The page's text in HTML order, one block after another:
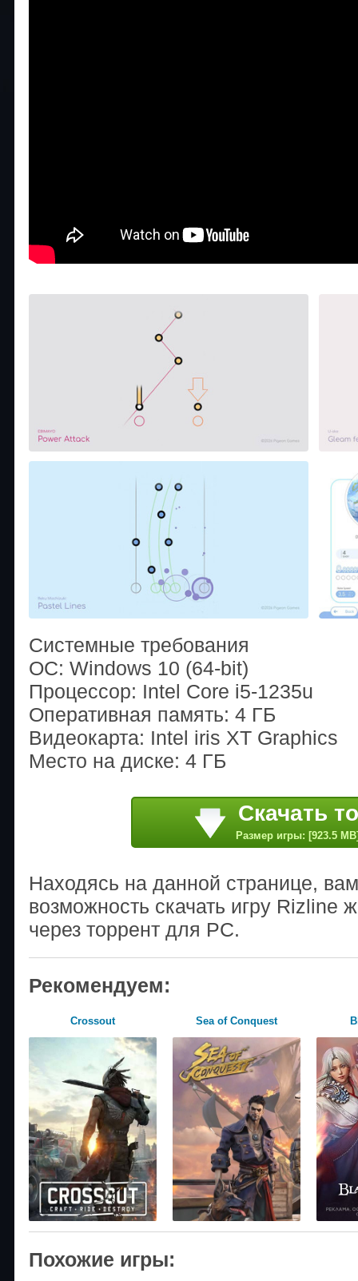
Системные требования
ОС: Windows 10 (64-bit)
Процессор: Intel Core i5-1235u
Оперативная память: 4 ГБ
Видеокарта: Intel iris XT Graphics
Место на диске: 4 ГБ
Скачать
Размер игры: [923.5
Находясь на данной странице,
возможность скачать игру Rizline
через торрент для PC.
Рекомендуем:
Crossout Sea of Conquest
Похожие игры: